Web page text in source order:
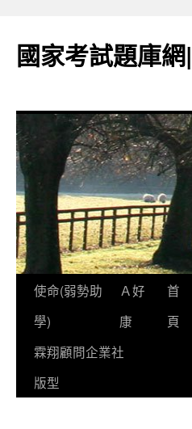
國家考試題庫
跳使命(弱勢助
學)
Ａ好
康
首
頁
霖翔顧問企業社
版型